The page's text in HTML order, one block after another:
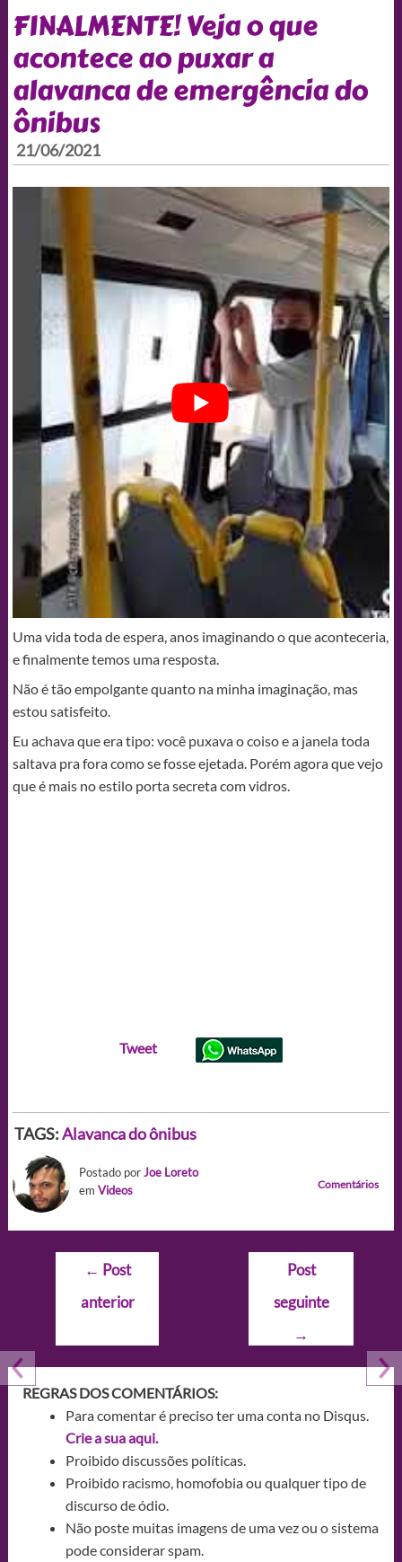
FINALMENTE! Veja o que
acontece ao puxar a
alavanca de emergência do
ônibus
21/06/2021
Uma vida toda de espera, anos imaginando o que aconteceria,
e finalmente temos uma resposta.
Não é tão empolgante quanto na minha imaginação, mas
estou satisfeito.
Eu achava que era tipo: você puxava o coiso e a janela toda
saltava pra fora como se fosse ejetada. Porém agora que vejo
que é mais no estilo porta secreta com vidros.
Tweet
TAGS:Alavanca do ônibus
Postado porJoe Loreto
em Videos Comentários
Navegação
Post
← Post
anterior
Post
seguinte
→
REGRAS DOS COMENTÁRIOS:
Para comentar é preciso ter uma conta no Disqus.
Crie a sua aqui.
Proibido discussões políticas.
Proibido racismo, homofobia ou qualquer tipo de
discurso de ódio.
Não poste muitas imagens de uma vez ou o sistema
pode considerar spam.